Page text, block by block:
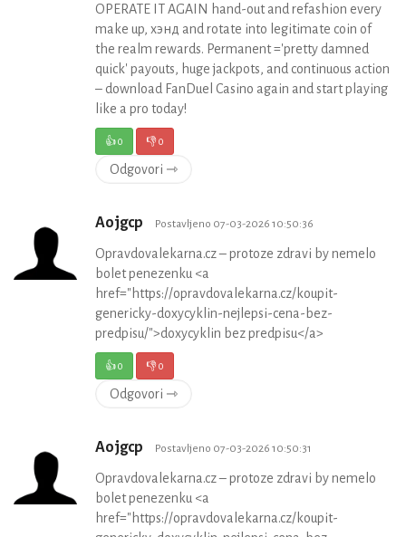
OPERATE IT AGAIN hand-out and refashion every
make up, хэнд and rotate into legitimate coin of
the realm rewards. Permanent ='pretty damned
quick' payouts, huge jackpots, and continuous action
– download FanDuel Casino again and start playing
like a pro today!
👍0 👎0
Odgovori ⇾
Aojgcp Postavljeno 07-03-2026 10:50:36
Opravdovalekarna.cz – protoze zdravi by nemelo
bolet penezenku <a
href="https://opravdovalekarna.cz/koupit-
genericky-doxycyklin-nejlepsi-cena-bez-
predpisu/">doxycyklin bez predpisu</a>
👍0 👎0
Odgovori ⇾
Aojgcp Postavljeno 07-03-2026 10:50:31
Opravdovalekarna.cz – protoze zdravi by nemelo
bolet penezenku <a
href="https://opravdovalekarna.cz/koupit-